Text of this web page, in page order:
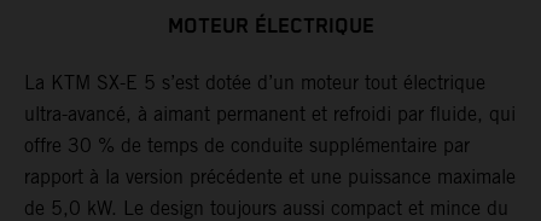
MOTEUR ÉLECTRIQUE
La KTM SX-E 5 s’est dotée d’un moteur tout électrique
ultra-avancé, à aimant permanent et refroidi par fluide, qui
offre 30 % de temps de conduite supplémentaire par
rapport à la version précédente et une puissance maximale
de 5,0 kW. Le design toujours aussi compact et mince du